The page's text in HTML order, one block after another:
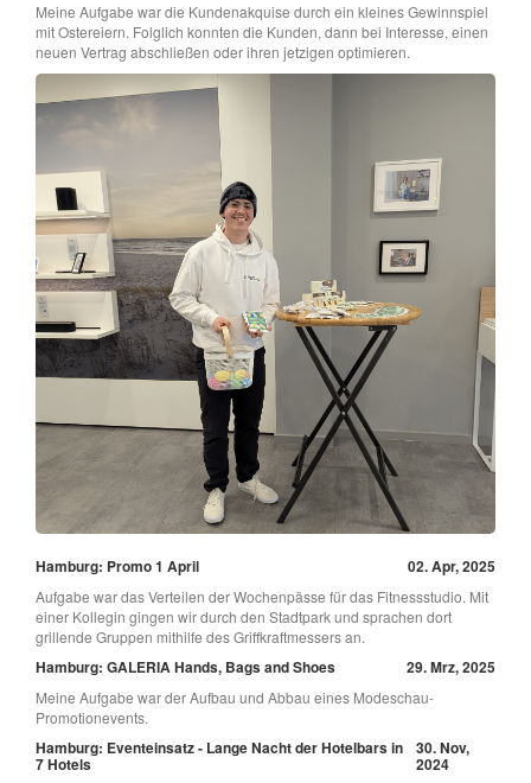
Meine Aufgabe war die Kundenakquise durch ein kleines Gewinnspiel
mit Ostereiern. Folglich konnten die Kunden, dann bei Interesse, einen
neuen Vertrag abschließen oder ihren jetzigen optimieren.
Hamburg: Promo 1 April 02. Apr, 2025
Aufgabe war das Verteilen der Wochenpässe für das Fitnessstudio. Mit
einer Kollegin gingen wir durch den Stadtpark und sprachen dort
grillende Gruppen mithilfe des Griffkraftmessers an.
Hamburg: GALERIA Hands, Bags and Shoes 29. Mrz, 2025
Meine Aufgabe war der Aufbau und Abbau eines Modeschau-
Promotionevents.
Hamburg: Eventeinsatz - Lange Nacht der Hotelbars in
7 Hotels
30. Nov,
2024